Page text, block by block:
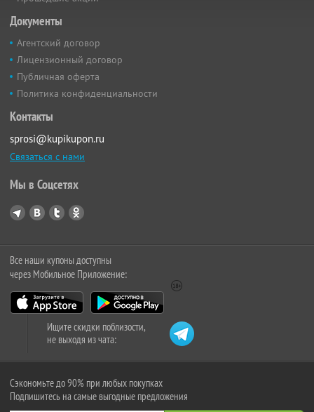
Документы
Агентский договор
Лицензионный договор
Публичная оферта
Политика конфиденциальности
Контакты
sprosi@kupikupon.ru
Связаться с нами
Мы в Соцсетях
Все наши купоны доступны
через Мобильное Приложение:
Ищите скидки поблизости,
не выходя из чата:
Сэкономьте до 90% при любых покупках
Подпишитесь на самые выгодные предложения